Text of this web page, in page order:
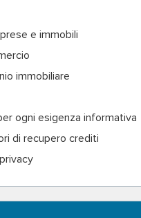
e immobili
immobiliare
ogni esigenza informativa
di recupero crediti